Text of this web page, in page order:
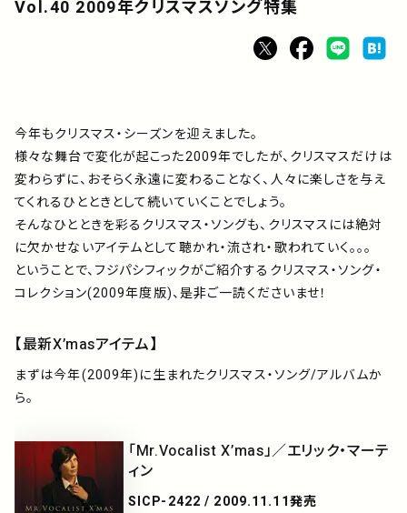
アーティスト
プレイリスト
ミュージックライブラリ
お問い合わせ
Vol.40 2009年クリスマスソング特集
今年もクリスマス・シーズンを迎えました。
様々な舞台で変化が起こった2009年でしたが、クリスマスだけは
変わらずに、おそらく永遠に変わることなく、人々に楽しさを与え
てくれるひとときとして続いていくことでしょう。
そんなひとときを彩るクリスマス・ソングも、クリスマスには絶対
に欠かせないアイテムとして聴かれ・流され・歌われていく。。。
ということで、フジパシフィックがご紹介するクリスマス・ソング・
コレクション(2009年度版)、是非ご一読くださいませ！
【最新X’masアイテム】
まずは今年(2009年)に生まれたクリスマス・ソング/アルバムか
ら。
「Mr.Vocalist X’mas」／エリック・マーテ
ィン
SICP-2422 / 2009.11.11発売